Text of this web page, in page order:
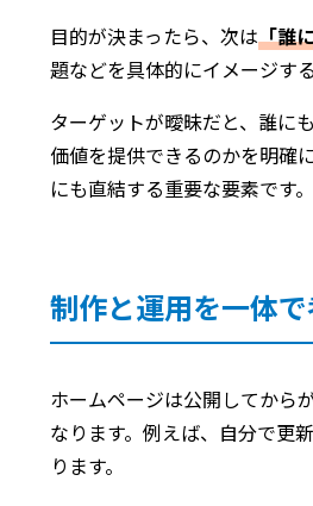
目的が決まったら、次は「誰
題などを具体的にイメージす
ターゲットが曖昧だと、誰に
価値を提供できるのかを明確
にも直結する重要な要素です。
制作と運用を一体
ホームページは公開してから
なります。例えば、自分で更
ります。